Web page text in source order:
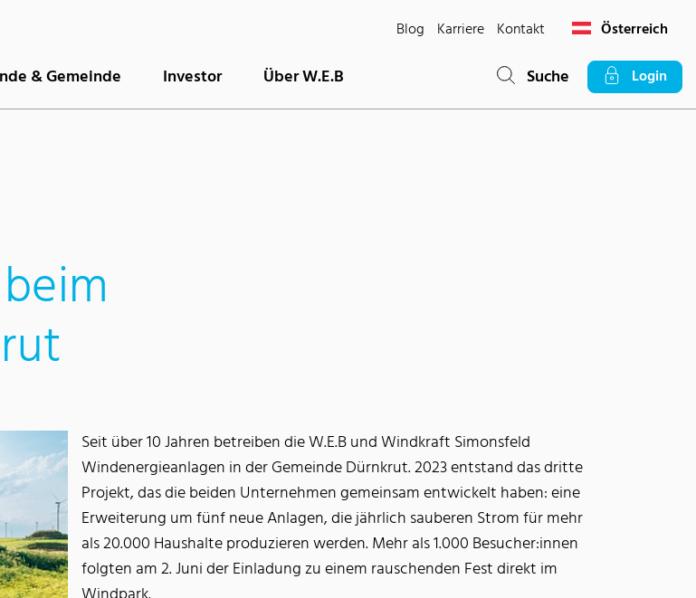
Blog Karriere Kontakt Österreich
& Gemeinde Investor Über W.E.B Suche Login
Seit über 10 Jahren betreiben die W.E.B und Windkraft Simonsfeld
Windenergieanlagen in der Gemeinde Dürnkrut. 2023 entstand das dritte
Projekt, das die beiden Unternehmen gemeinsam entwickelt haben: eine
Erweiterung um fünf neue Anlagen, die jährlich sauberen Strom für mehr
als 20.000 Haushalte produzieren werden. Mehr als 1.000 Besucher:innen
folgten am 2. Juni der Einladung zu einem rauschenden Fest direkt im